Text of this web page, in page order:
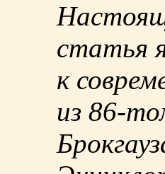
статья
к
из 86-